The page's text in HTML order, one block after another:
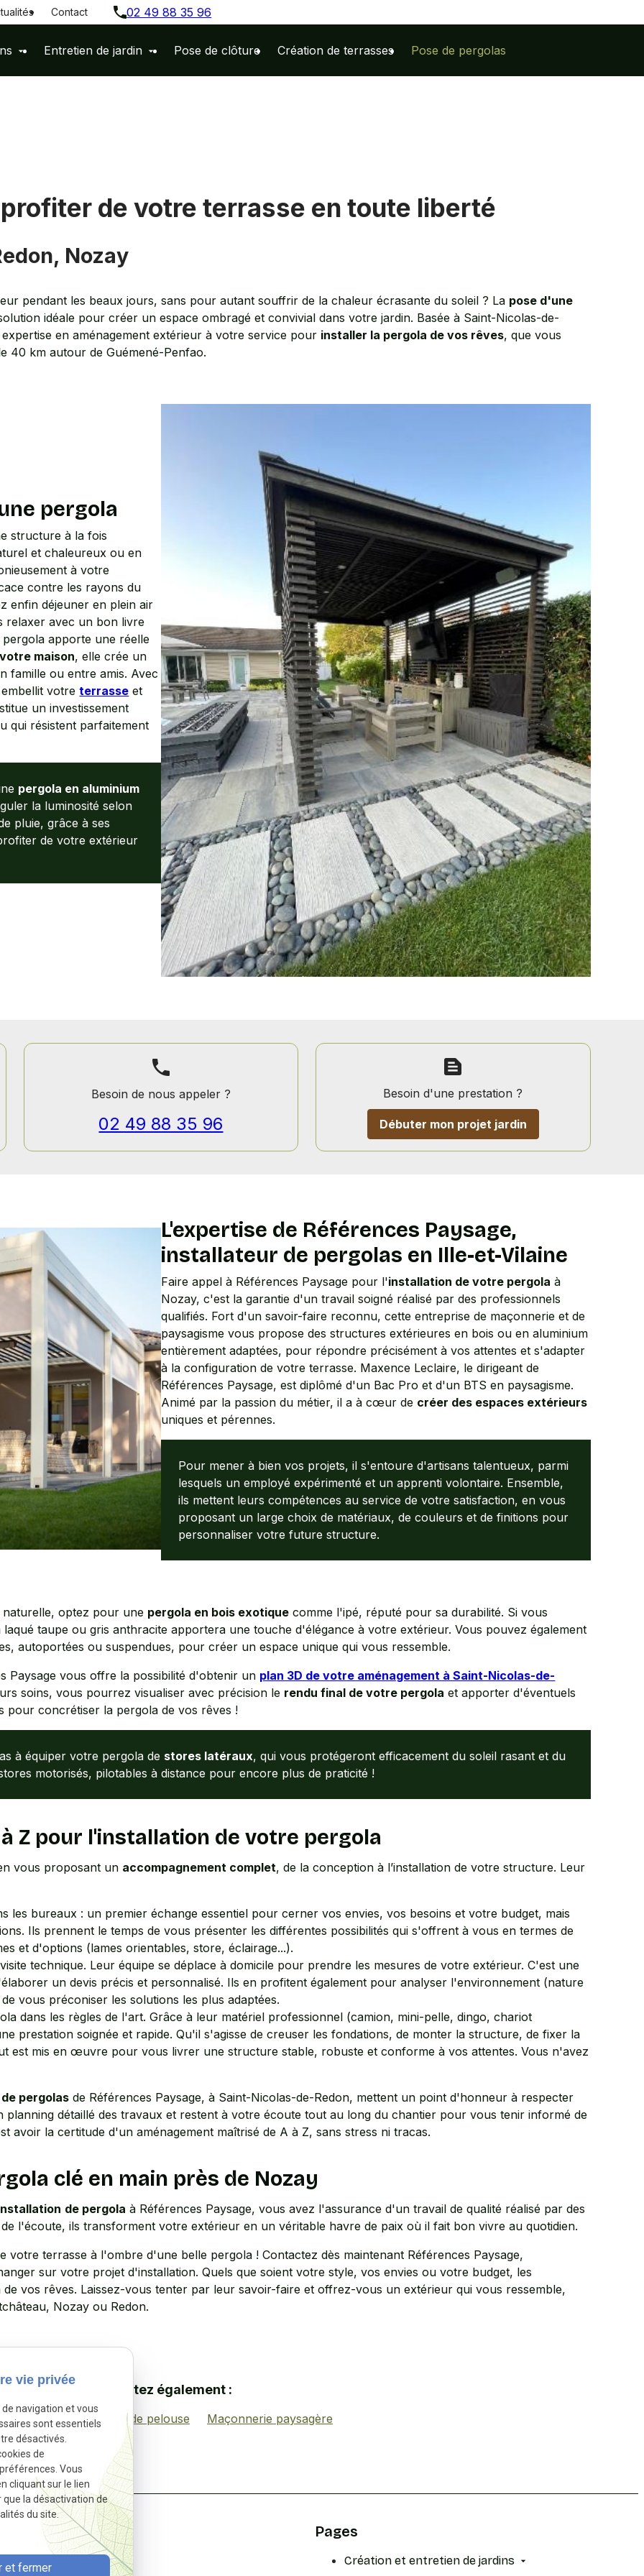
Contact 02 49 88 35 96
Entretien de jardin Pose de clôture Création de terrasses Pose de pergolas
de votre terrasse en toute liberté
Nozay
pendant les beaux jours, sans pour autant souffrir de la chaleur écrasante du soleil ? La pose d'une
idéale pour créer un espace ombragé et convivial dans votre jardin. Basée à Saint-Nicolas-de-
en aménagement extérieur à votre service pour installer la pergola de vos rêves, que vous
40 km autour de Guémené-Penfao.
pergola
structure à la fois
et chaleureux ou en
à votre
contre les rayons du
enfin déjeuner en plein air
relaxer avec un bon livre
apporte une réelle
maison, elle crée un
famille ou entre amis. Avec
embellit votreterrasse et
un investissement
qui résistent parfaitement
pergola en aluminium
la luminosité selon
pluie, grâce à ses
de votre extérieur
phone
Besoin de nous appeler ?
02 49 88 35 96
text_snippet
Besoin d'une prestation ?
Débuter mon projet jardin
L'expertise de Références Paysage,
installateur de pergolas en Ille-et-Vilaine
Faire appel à Références Paysage pour l'installation de votre pergola à
Nozay, c'est la garantie d'un travail soigné réalisé par des professionnels
qualifiés. Fort d'un savoir-faire reconnu, cette entreprise de maçonnerie et de
paysagisme vous propose des structures extérieures en bois ou en aluminium
entièrement adaptées, pour répondre précisément à vos attentes et s'adapter
à la configuration de votre terrasse. Maxence Leclaire, le dirigeant de
Références Paysage, est diplômé d'un Bac Pro et d'un BTS en paysagisme.
Animé par la passion du métier, il a à cœur de créer des espaces extérieurs
uniques et pérennes.
Pour mener à bien vos projets, il s'entoure d'artisans talentueux, parmi
lesquels un employé expérimenté et un apprenti volontaire. Ensemble,
ils mettent leurs compétences au service de votre satisfaction, en vous
proposant un large choix de matériaux, de couleurs et de finitions pour
personnaliser votre future structure.
optez pour une pergola en bois exotique comme l'ipé, réputé pour sa durabilité. Si vous
taupe ou gris anthracite apportera une touche d'élégance à votre extérieur. Vous pouvez également
autoportées ou suspendues, pour créer un espace unique qui vous ressemble.
Paysage vous offre la possibilité d'obtenir un plan 3D de votre aménagement à Saint-Nicolas-de-
soins, vous pourrez visualiser avec précision le rendu final de votre pergola et apporter d'éventuels
pour concrétiser la pergola de vos rêves !
à équiper votre pergola de stores latéraux, qui vous protégeront efficacement du soleil rasant et du
motorisés, pilotables à distance pour encore plus de praticité !
Z pour l'installation de votre pergola
vous proposant un accompagnement complet, de la conception à l’installation de votre structure. Leur
les bureaux : un premier échange essentiel pour cerner vos envies, vos besoins et votre budget, mais
Ils prennent le temps de vous présenter les différentes possibilités qui s'offrent à vous en termes de
et d'options (lames orientables, store, éclairage...).
technique. Leur équipe se déplace à domicile pour prendre les mesures de votre extérieur. C'est une
un devis précis et personnalisé. Ils en profitent également pour analyser l'environnement (nature
vous préconiser les solutions les plus adaptées.
dans les règles de l'art. Grâce à leur matériel professionnel (camion, mini-pelle, dingo, chariot
prestation soignée et rapide. Qu'il s'agisse de creuser les fondations, de monter la structure, de fixer la
est mis en œuvre pour vous livrer une structure stable, robuste et conforme à vos attentes. Vous n'avez
pergolas de Références Paysage, à Saint-Nicolas-de-Redon, mettent un point d'honneur à respecter
détaillé des travaux et restent à votre écoute tout au long du chantier pour vous tenir informé de
avoir la certitude d'un aménagement maîtrisé de A à Z, sans stress ni tracas.
clé en main près de Nozay
de pergola à Références Paysage, vous avez l'assurance d'un travail de qualité réalisé par des
l'écoute, ils transforment votre extérieur en un véritable havre de paix où il fait bon vivre au quotidien.
terrasse à l'ombre d'une belle pergola ! Contactez dès maintenant Références Paysage,
sur votre projet d'installation. Quels que soient votre style, vos envies ou votre budget, les
vos rêves. Laissez-vous tenter par leur savoir-faire et offrez-vous un extérieur qui vous ressemble,
Nozay ou Redon.
Consultez également :
nous? Tonte de pelouse Maçonnerie paysagère
Informations
02 49 88 35 96
Pages
Création et entretien de jardins
vie privée
navigation et vous
sont essentiels
désactivés.
de
Vous
cliquant sur le lien
que la désactivation de
du site.
et fermer